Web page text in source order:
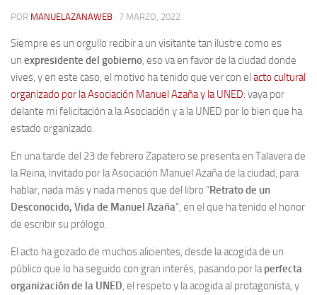
Memoria Histórica
Investigación previa de la represión en Talavera de la Reina (1937-
1947).
Informe de la fosa de abril de 1939 de Tembleque
Enciclopedia Republicana
Militantes históricos IR
Izquierda Republicana. Agrupaciones y Militantes (1934-1939)
Izquierda Republicana. Navarra
POR MANUELAZANAWEB · 7 MARZO, 2022
Siempre es un orgullo recibir a un visitante tan ilustre como es
un expresidente del gobierno, eso va en favor de la ciudad donde
vives, y en este caso, el motivo ha tenido que ver con el acto cultural
organizado por la Asociación Manuel Azaña y la UNED: vaya por
delante mi felicitación a la Asociación y a la UNED por lo bien que ha
estado organizado.
En una tarde del 23 de febrero Zapatero se presenta en Talavera de
la Reina, invitado por la Asociación Manuel Azaña de la ciudad, para
hablar, nada más y nada menos que del libro “Retrato de un
Desconocido, Vida de Manuel Azaña“, en el que ha tenido el honor
de escribir su prólogo.
El acto ha gozado de muchos alicientes, desde la acogida de un
público que lo ha seguido con gran interés, pasando por laperfecta
organización de la UNED, el respeto y la acogida al protagonista, y